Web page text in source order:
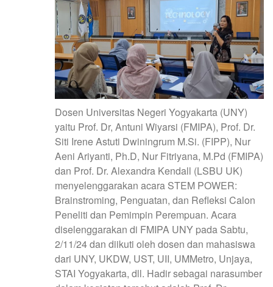
Dosen Universitas Negeri Yogyakarta (UNY)
yaitu Prof. Dr, Antuni Wiyarsi (FMIPA), Prof. Dr.
Siti Irene Astuti Dwiningrum M.Si. (FIPP), Nur
Aeni Ariyanti, Ph.D, Nur Fitriyana, M.Pd (FMIPA)
dan Prof. Dr. Alexandra Kendall (LSBU UK)
menyelenggarakan acara STEM POWER:
Brainstroming, Penguatan, dan Refleksi Calon
Peneliti dan Pemimpin Perempuan. Acara
diselenggarakan di FMIPA UNY pada Sabtu,
2/11/24 dan diikuti oleh dosen dan mahasiswa
dari UNY, UKDW, UST, UII, UMMetro, Unjaya,
STAI Yogyakarta, dll. Hadir sebagai narasumber